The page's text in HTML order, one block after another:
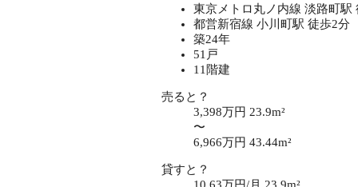
東京メトロ丸ノ内線 淡路町駅
都営新宿線 小川町駅 徒歩2分
築24年
51戸
11階建
売ると？
3,398万円 23.9m²
〜
6,966万円 43.44m²
貸すと？